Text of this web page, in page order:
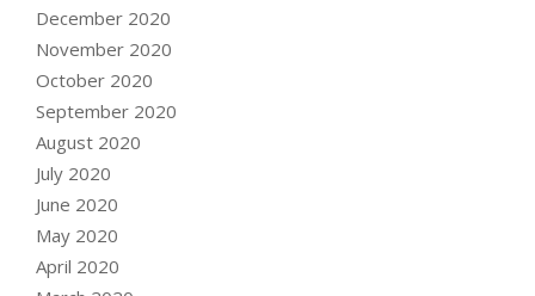
December 2020
November 2020
October 2020
September 2020
August 2020
July 2020
June 2020
May 2020
April 2020